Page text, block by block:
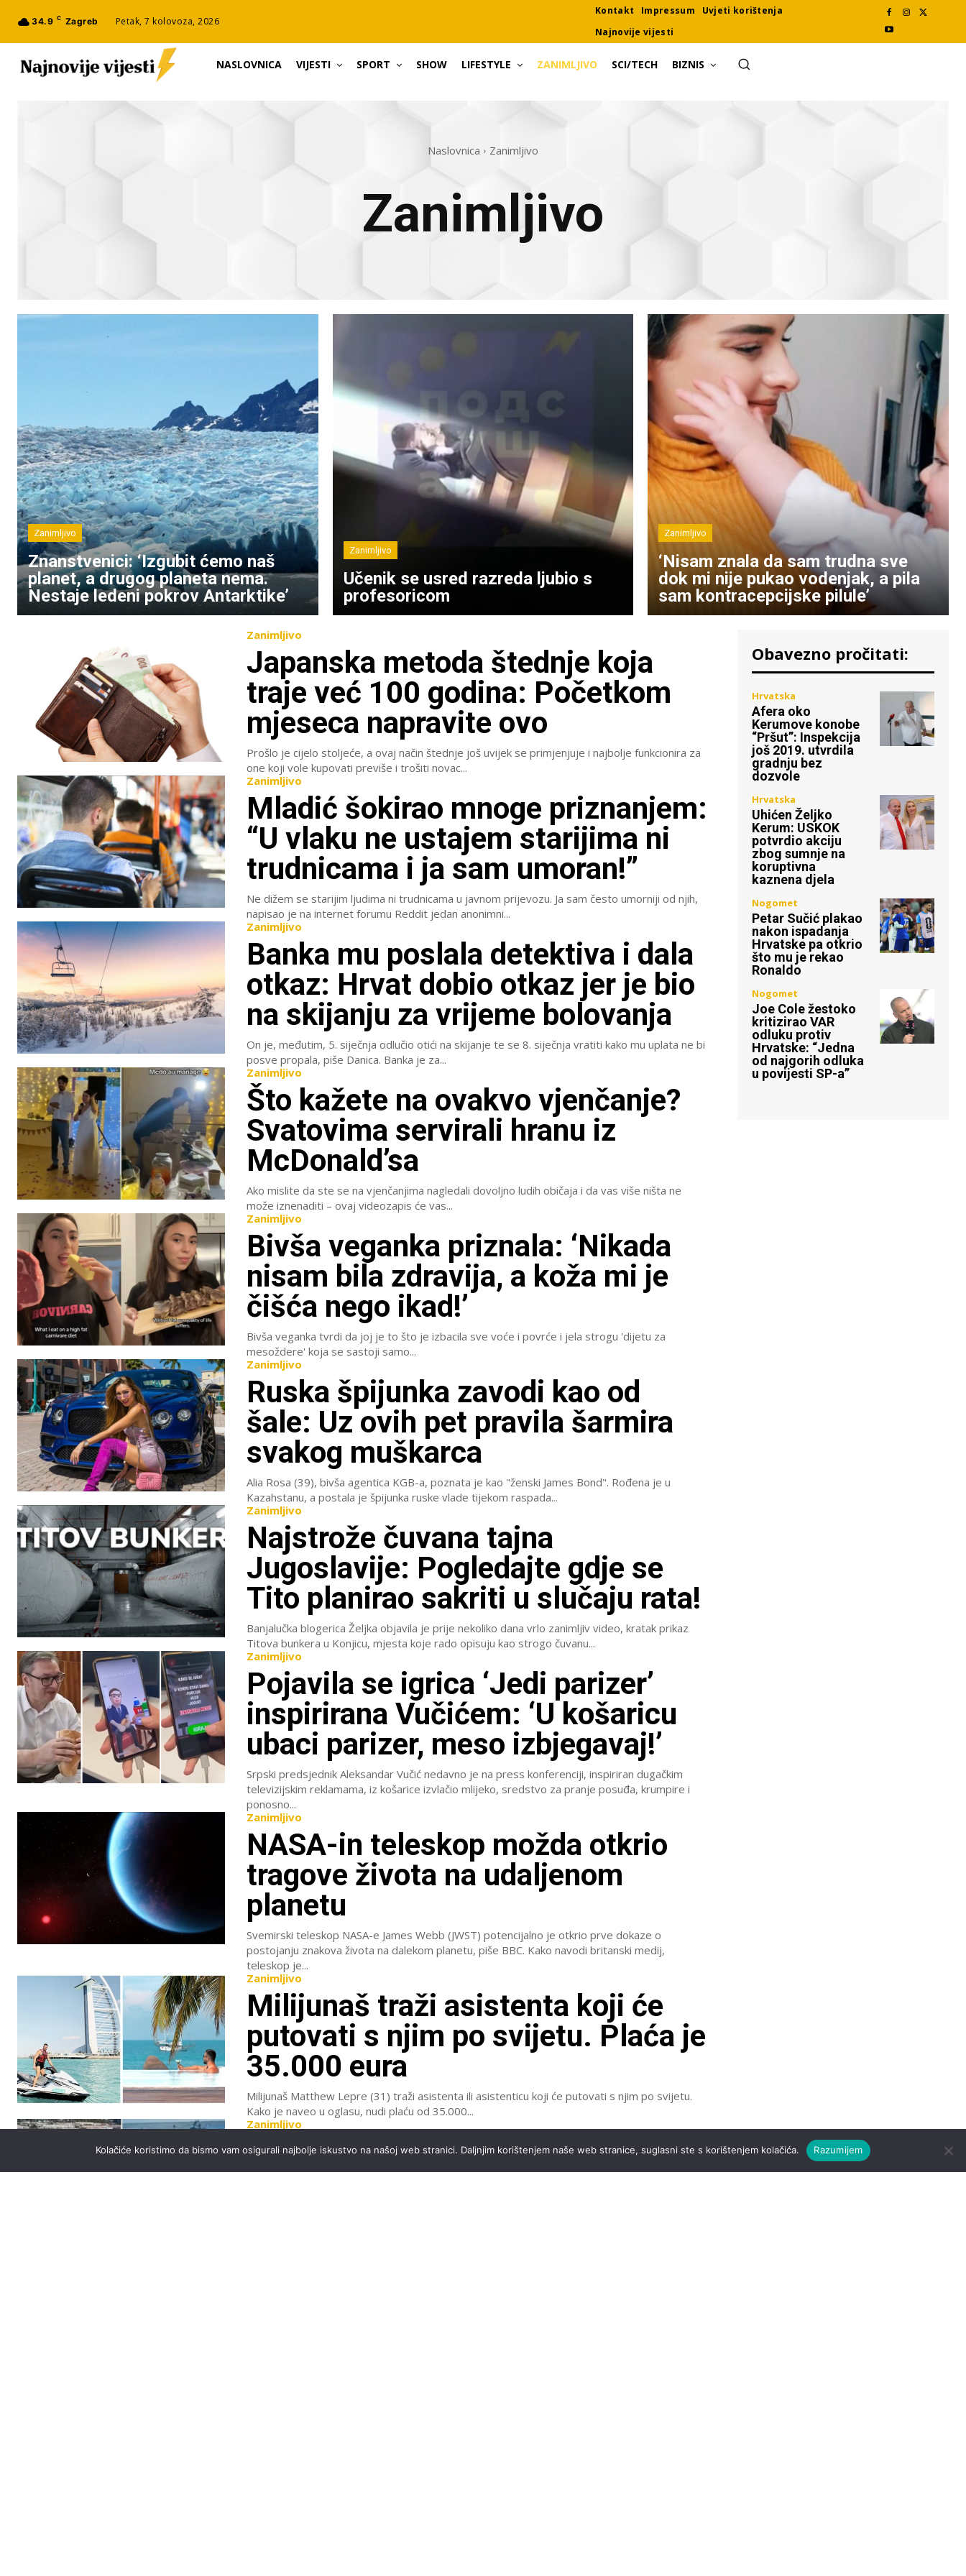
34.9 C Zagreb Petak, 7 kolovoza, 2026
Kontakt Impressum
Uvjeti korištenja
Najnovije vijesti
NASLOVNICA VIJESTI SPORT SHOW LIFESTYLE ZANIMLJIVO SCI/TECH BIZNIS
Naslovnica Zanimljivo
Zanimljivo
Zanimljivo
Znanstvenici: ‘Izgubit ćemo naš
planet, a drugog planeta nema.
Nestaje ledeni pokrov Antarktike’
Zanimljivo
Učenik se usred razreda ljubio s
profesoricom
Zanimljivo
‘Nisam znala da sam trudna sve
dok mi nije pukao vodenjak, a pila
sam kontracepcijske pilule’
Zanimljivo
Japanska metoda štednje koja
traje već 100 godina: Početkom
mjeseca napravite ovo
Prošlo je cijelo stoljeće, a ovaj način štednje još uvijek se primjenjuje i najbolje funkcionira za
one koji vole kupovati previše i trošiti novac...
Zanimljivo
Mladić šokirao mnoge priznanjem:
“U vlaku ne ustajem starijima ni
trudnicama i ja sam umoran!”
Ne dižem se starijim ljudima ni trudnicama u javnom prijevozu. Ja sam često umorniji od njih,
napisao je na internet forumu Reddit jedan anonimni...
Zanimljivo
Banka mu poslala detektiva i dala
otkaz: Hrvat dobio otkaz jer je bio
na skijanju za vrijeme bolovanja
On je, međutim, 5. siječnja odlučio otići na skijanje te se 8. siječnja vratiti kako mu uplata ne bi
posve propala, piše Danica. Banka je za...
Zanimljivo
Što kažete na ovakvo vjenčanje?
Svatovima servirali hranu iz
McDonald’sa
Ako mislite da ste se na vjenčanjima nagledali dovoljno ludih običaja i da vas više ništa ne
može iznenaditi – ovaj videozapis će vas...
Zanimljivo
Bivša veganka priznala: ‘Nikada
nisam bila zdravija, a koža mi je
čišća nego ikad!’
Bivša veganka tvrdi da joj je to što je izbacila sve voće i povrće i jela strogu 'dijetu za
mesoždere' koja se sastoji samo...
Zanimljivo
Ruska špijunka zavodi kao od
šale: Uz ovih pet pravila šarmira
svakog muškarca
Alia Rosa (39), bivša agentica KGB-a, poznata je kao "ženski James Bond". Rođena je u
Kazahstanu, a postala je špijunka ruske vlade tijekom raspada...
Zanimljivo
Najstrože čuvana tajna
Jugoslavije: Pogledajte gdje se
Tito planirao sakriti u slučaju rata!
Banjalučka blogerica Željka objavila je prije nekoliko dana vrlo zanimljiv video, kratak prikaz
Titova bunkera u Konjicu, mjesta koje rado opisuju kao strogo čuvanu...
Zanimljivo
Pojavila se igrica ‘Jedi parizer’
inspirirana Vučićem: ‘U košaricu
ubaci parizer, meso izbjegavaj!’
Srpski predsjednik Aleksandar Vučić nedavno je na press konferenciji, inspiriran dugačkim
televizijskim reklamama, iz košarice izvlačio mlijeko, sredstvo za pranje posuđa, krumpire i
ponosno...
Zanimljivo
NASA-in teleskop možda otkrio
tragove života na udaljenom
planetu
Svemirski teleskop NASA-e James Webb (JWST) potencijalno je otkrio prve dokaze o
postojanju znakova života na dalekom planetu, piše BBC. Kako navodi britanski medij,
teleskop je...
Zanimljivo
Milijunaš traži asistenta koji će
putovati s njim po svijetu. Plaća je
35.000 eura
Milijunaš Matthew Lepre (31) traži asistenta ili asistenticu koji će putovati s njim po svijetu.
Kako je naveo u oglasu, nudi plaću od 35.000...
Zanimljivo
Veseli se srpski rode na plaži u
Crnoj Gori, reakcije se redaju: ‘Ovo
Obavezno pročitati:
Hrvatska
Afera oko
Kerumove konobe
“Pršut”: Inspekcija
još 2019. utvrdila
gradnju bez
dozvole
Hrvatska
Uhićen Željko
Kerum: USKOK
potvrdio akciju
zbog sumnje na
koruptivna
kaznena djela
Nogomet
Petar Sučić plakao
nakon ispadanja
Hrvatske pa otkrio
što mu je rekao
Ronaldo
Nogomet
Joe Cole žestoko
kritizirao VAR
odluku protiv
Hrvatske: “Jedna
od najgorih odluka
u povijesti SP-a”
Kolačiće koristimo da bismo vam osigurali najbolje iskustvo na našoj web stranici. Daljnjim korištenjem naše web stranice, suglasni ste s korištenjem kolačića. Razumijem